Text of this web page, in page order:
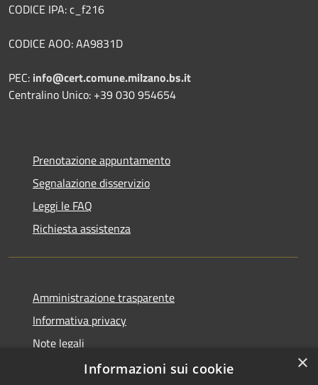
CODICE IPA: c_f216
CODICE AOO: AA9831D
PEC: info@cert.comune.milzano.bs.it
Centralino Unico: +39 030 954654
Prenotazione appuntamento
Segnalazione disservizio
Leggi le FAQ
Richiesta assistenza
Amministrazione trasparente
Informativa privacy
Note legali
Dichiarazione di accessibilità
×
Informazioni sui cookie